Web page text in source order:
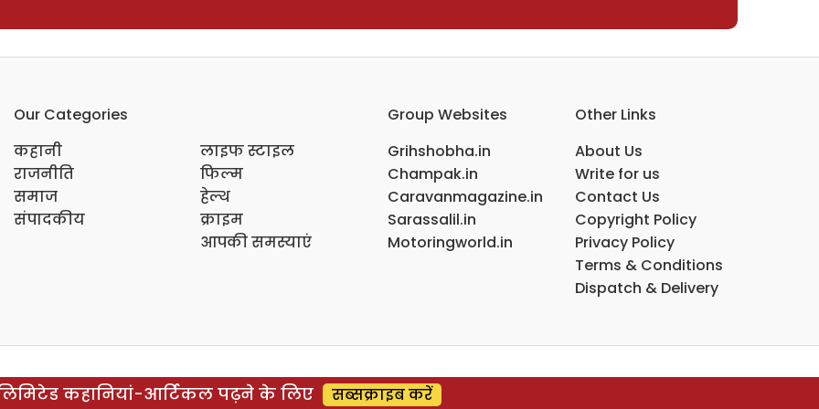
Our Categories
कहानी
राजनीति
समाज
संपादकीय
लाइफ स्टाइल
फिल्म
हेल्थ
क्राइम
आपकी समस्याएं
Group Websites
Grihshobha.in
Champak.in
Caravanmagazine.in
Sarassalil.in
Motoringworld.in
Other Links
About Us
Write for us
Contact Us
Copyright Policy
Privacy Policy
Terms & Conditions
Dispatch & Delivery
कहानियां-आर्टिकल पढ़ने के लिए सब्सक्राइब करें